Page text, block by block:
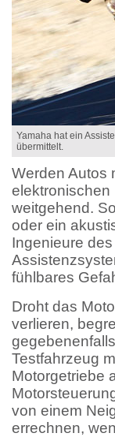
Yamaha hat ein
übermittelt.
Werden Autos
elektronischen
weitgehend.
oder ein
Ingenieure
fühlbares
Droht das
verlieren,
Testfahrzeug
Motorgetriebe
von einem
errechnen,